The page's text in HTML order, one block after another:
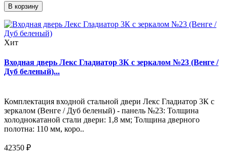
В корзину
Хит
Входная дверь Лекс Гладиатор 3К с зеркалом №23 (Венге /
Дуб беленый)...
Комплектация входной стальной двери Лекс Гладиатор 3К с
зеркалом (Венге / Дуб беленый) - панель №23: Толщина
холоднокатаной стали двери: 1,8 мм; Толщина дверного
полотна: 110 мм, коро..
42350 ₽